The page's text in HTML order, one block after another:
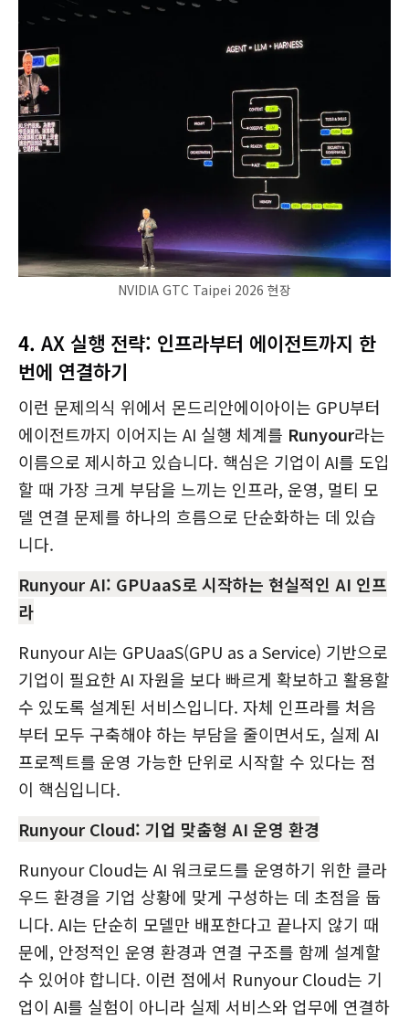
NVIDIA GTC Taipei 2026 현장
4. AX 실행 전략: 인프라부터 에이전트까지 한
번에 연결하기
이런 문제의식 위에서 몬드리안에이아이는 GPU부터
에이전트까지 이어지는 AI 실행 체계를 Runyour라는
이름으로 제시하고 있습니다. 핵심은 기업이 AI를 도입
할 때 가장 크게 부담을 느끼는 인프라, 운영, 멀티 모
델 연결 문제를 하나의 흐름으로 단순화하는 데 있습
니다.
Runyour AI: GPUaaS로 시작하는 현실적인 AI 인프
라
Runyour AI는 GPUaaS(GPU as a Service) 기반으로
기업이 필요한 AI 자원을 보다 빠르게 확보하고 활용할
수 있도록 설계된 서비스입니다. 자체 인프라를 처음
부터 모두 구축해야 하는 부담을 줄이면서도, 실제 AI
프로젝트를 운영 가능한 단위로 시작할 수 있다는 점
이 핵심입니다.
Runyour Cloud: 기업 맞춤형 AI 운영 환경
Runyour Cloud는 AI 워크로드를 운영하기 위한 클라
우드 환경을 기업 상황에 맞게 구성하는 데 초점을 둡
니다. AI는 단순히 모델만 배포한다고 끝나지 않기 때
문에, 안정적인 운영 환경과 연결 구조를 함께 설계할
수 있어야 합니다. 이런 점에서 Runyour Cloud는 기
업이 AI를 실험이 아니라 실제 서비스와 업무에 연결하